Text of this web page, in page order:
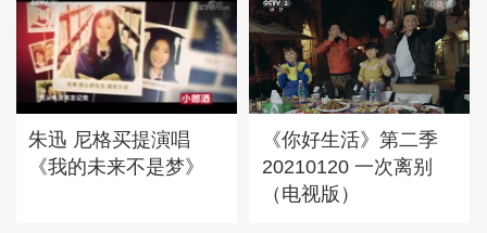
朱迅 尼格买提演唱
《我的未来不是梦》
《你好生活》第二季
20210120 一次离别
（电视版）